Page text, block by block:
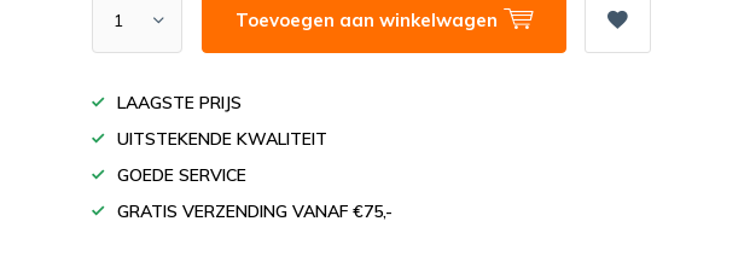
Toevoegen aan winkelwagen
LAAGSTE PRIJS
UITSTEKENDE KWALITEIT
GOEDE SERVICE
GRATIS VERZENDING VANAF €75,-